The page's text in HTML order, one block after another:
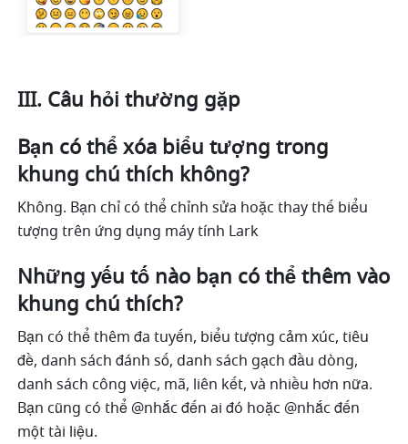
III. Câu hỏi thường gặp
Bạn có thể xóa biểu tượng trong
khung chú thích không?
Không. Bạn chỉ có thể chỉnh sửa hoặc thay thế biểu
tượng trên ứng dụng máy tính Lark
Những yếu tố nào bạn có thể thêm vào
khung chú thích?
Bạn có thể thêm đa tuyến, biểu tượng cảm xúc, tiêu
đề, danh sách đánh số, danh sách gạch đầu dòng,
danh sách công việc, mã, liên kết, và nhiều hơn nữa.
Bạn cũng có thể @nhắc đến ai đó hoặc @nhắc đến
một tài liệu.